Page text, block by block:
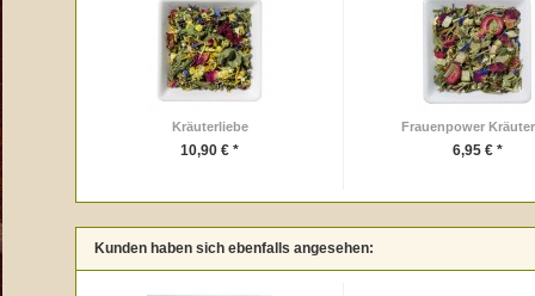
Kräuterliebe
10,90 € *
Frauenpower
6,95 € *
Kunden haben sich ebenfalls angesehen: